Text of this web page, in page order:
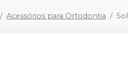
Acessórios para Ortodontia